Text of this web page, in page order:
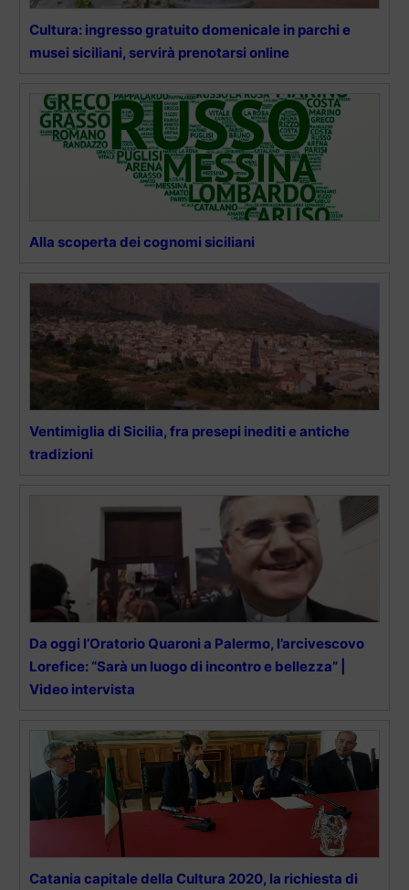
Cultura: ingresso gratuito domenicale in parchi e
musei siciliani, servirà prenotarsi online
Alla scoperta dei cognomi siciliani
Ventimiglia di Sicilia, fra presepi inediti e antiche
tradizioni
Da oggi l’Oratorio Quaroni a Palermo, l’arcivescovo
Lorefice: “Sarà un luogo di incontro e bellezza” |
Video intervista
Catania capitale della Cultura 2020, la richiesta di